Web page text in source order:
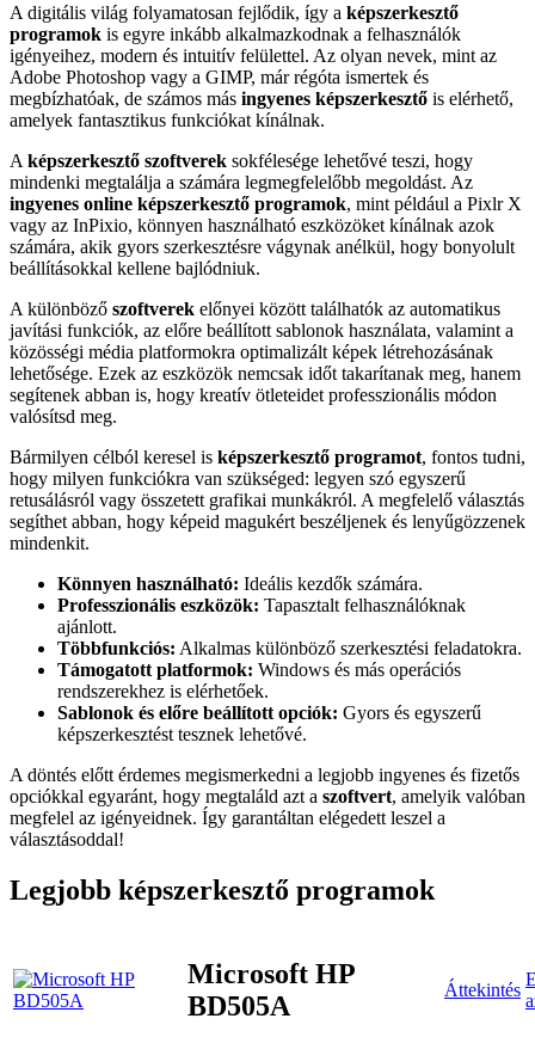
A digitális világ folyamatosan fejlődik, így a képszerkesztő
programok is egyre inkább alkalmazkodnak a felhasználók
igényeihez, modern és intuitív felülettel. Az olyan nevek, mint az
Adobe Photoshop vagy a GIMP, már régóta ismertek és
megbízhatóak, de számos más ingyenes képszerkesztő is elérhető,
amelyek fantasztikus funkciókat kínálnak.
A képszerkesztő szoftverek sokfélesége lehetővé teszi, hogy
mindenki megtalálja a számára legmegfelelőbb megoldást. Az
ingyenes online képszerkesztő programok, mint például a Pixlr X
vagy az InPixio, könnyen használható eszközöket kínálnak azok
számára, akik gyors szerkesztésre vágynak anélkül, hogy bonyolult
beállításokkal kellene bajlódniuk.
A különböző szoftverek előnyei között találhatók az automatikus
javítási funkciók, az előre beállított sablonok használata, valamint a
közösségi média platformokra optimalizált képek létrehozásának
lehetősége. Ezek az eszközök nemcsak időt takarítanak meg, hanem
segítenek abban is, hogy kreatív ötleteidet professzionális módon
valósítsd meg.
Bármilyen célból keresel is képszerkesztő programot, fontos tudni,
hogy milyen funkciókra van szükséged: legyen szó egyszerű
retusálásról vagy összetett grafikai munkákról. A megfelelő választás
segíthet abban, hogy képeid magukért beszéljenek és lenyűgözzenek
mindenkit.
Könnyen használható: Ideális kezdők számára.
Professzionális eszközök: Tapasztalt felhasználóknak
ajánlott.
Többfunkciós: Alkalmas különböző szerkesztési feladatokra.
Támogatott platformok: Windows és más operációs
rendszerekhez is elérhetőek.
Sablonok és előre beállított opciók: Gyors és egyszerű
képszerkesztést tesznek lehetővé.
A döntés előtt érdemes megismerkedni a legjobb ingyenes és fizetős
opciókkal egyaránt, hogy megtaláld azt a szoftvert, amelyik valóban
megfelel az igényeidnek. Így garantáltan elégedett leszel a
választásoddal!
Legjobb képszerkesztő programok
Microsoft HP
BD505A
Áttekintés